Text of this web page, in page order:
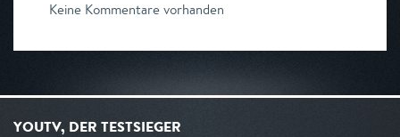
Keine Kommentare vorhanden
YOUTV, DER TESTSIEGER